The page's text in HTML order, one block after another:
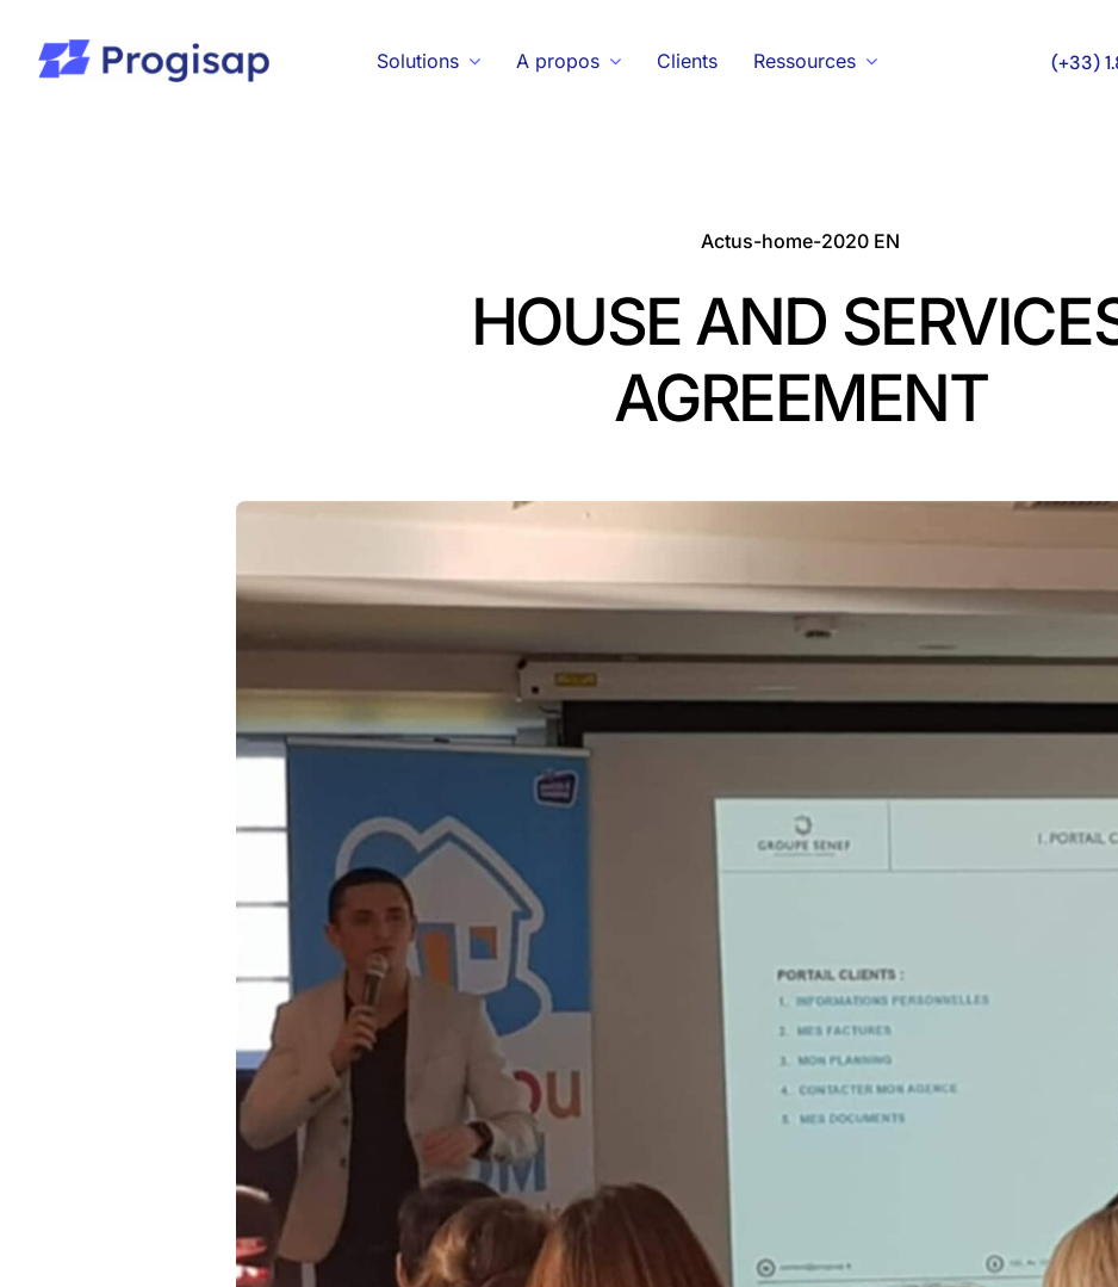
contenu
Solutions A propos Clients Ressources (+33)
Actus-home-2020 EN
HOUSE AND
AGREEMENT